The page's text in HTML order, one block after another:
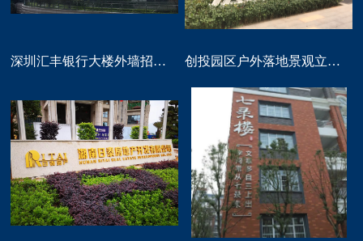
深圳汇丰银行大楼外墙招牌logo标识制作 创投园区户外落地景观立体字大型标识制作